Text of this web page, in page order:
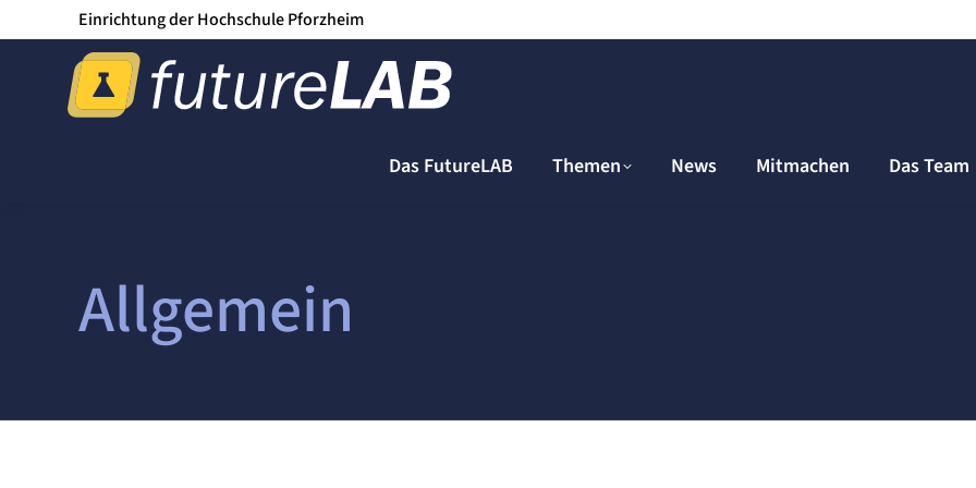
Einrichtung der Hochschule Pforzheim
Das FutureLAB Themen News Mitmachen Das Team
Allgemein